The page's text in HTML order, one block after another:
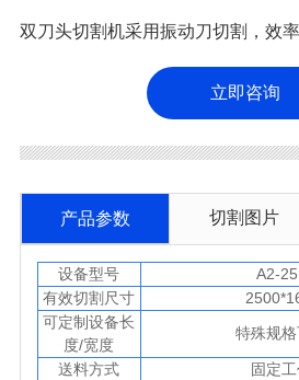
双刀头切割机采用振动刀切割，效率
立即咨询
产品参数 切割图片
设备型号
A2-
有效切割尺寸
可定制设备长
度/宽度
特殊规
送料方式
固定